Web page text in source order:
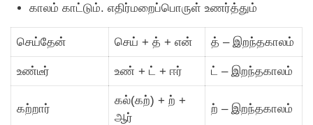
காலம் காட்டும். எதிர்மறைப்பொருள் உணர்த்தும்
செய்தேன் செய் + த் + என் த் – இறந்தகாலம்
உண்டீர் உண் + ட் + ஈர் ட் – இறந்தகாலம்
கற்றார்
கல்(கற்) + ற் +
ஆர்
ற் – இறந்தகாலம்